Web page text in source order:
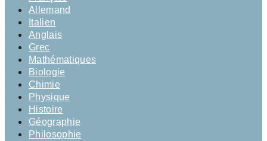
Allemand
Italien
Anglais
Grec
Mathématiques
Biologie
Chimie
Physique
Histoire
Géographie
Philosophie